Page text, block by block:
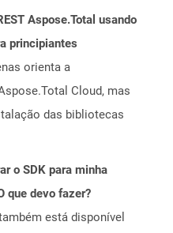
Aspose.Total usando
principiantes
orienta a
Cloud, mas
das bibliotecas
o SDK para minha
que devo fazer?
está disponível